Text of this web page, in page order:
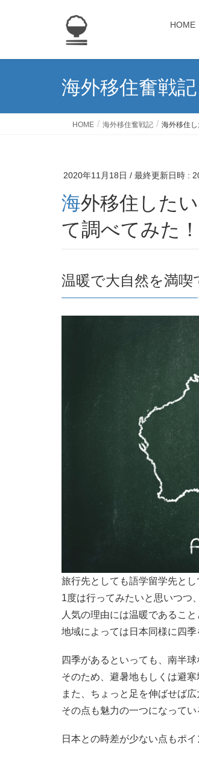
HOME
海外移住奮戦記
HOME 海外移住奮戦記 海外移住
2020年11月18日 / 最終更新日時 :
海外移住したい！：オーストラリアのビザについ
て調べてみた！
温暖で大自然を満喫
旅行先としても語学留学先とし
1度は行ってみたいと思いつつ
人気の理由には温暖であること
地域によっては日本同様に四
四季があるといっても、南半
そのため、避暑地もしくは避
また、ちょっと足を伸ばせば
その点も魅力の一つになってい
日本との時差が少ない点もポイ